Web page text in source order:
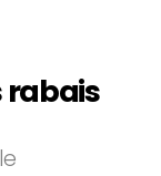
rabais